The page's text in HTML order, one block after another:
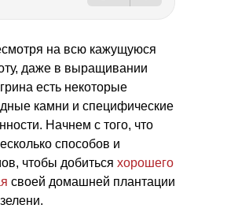
на всю кажущуюся
даже в выращивании
есть некоторые
камни и специфические
Начнем с того, что
способов и
чтобы добиться хорошего
своей домашней плантации